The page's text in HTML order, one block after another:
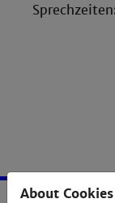
About Cookies